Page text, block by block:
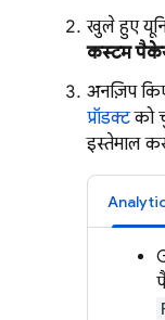
खुले हुए
कस्टम
अनज़िप
प्रॉडक्टको
इस्तेमाल